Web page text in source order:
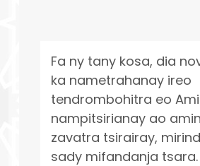
Fa ny tany kosa, dia
ka nametrahanay ireo
tendrombohitra eo
nampitsirianay ao
zavatra tsirairay,
sady mifandanja tsara.